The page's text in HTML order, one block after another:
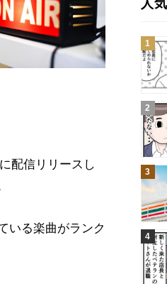
配信リリースし
いる楽曲がランク
人